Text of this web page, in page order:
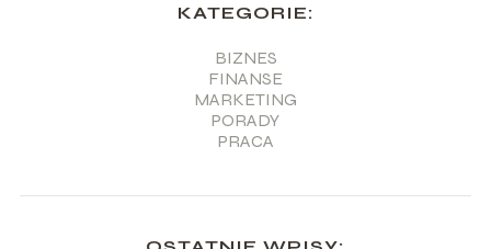
KATEGORIE:
BIZNES
FINANSE
MARKETING
PORADY
PRACA